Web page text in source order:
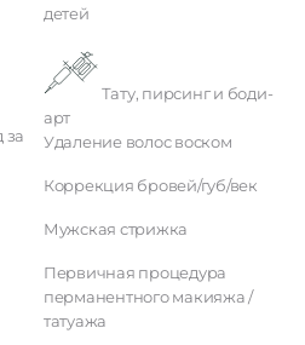
детей
арт
Удаление волос воском
Коррекция бровей/губ/век
Мужская стрижка
Первичная процедура
перманентного макияжа /
татуажа